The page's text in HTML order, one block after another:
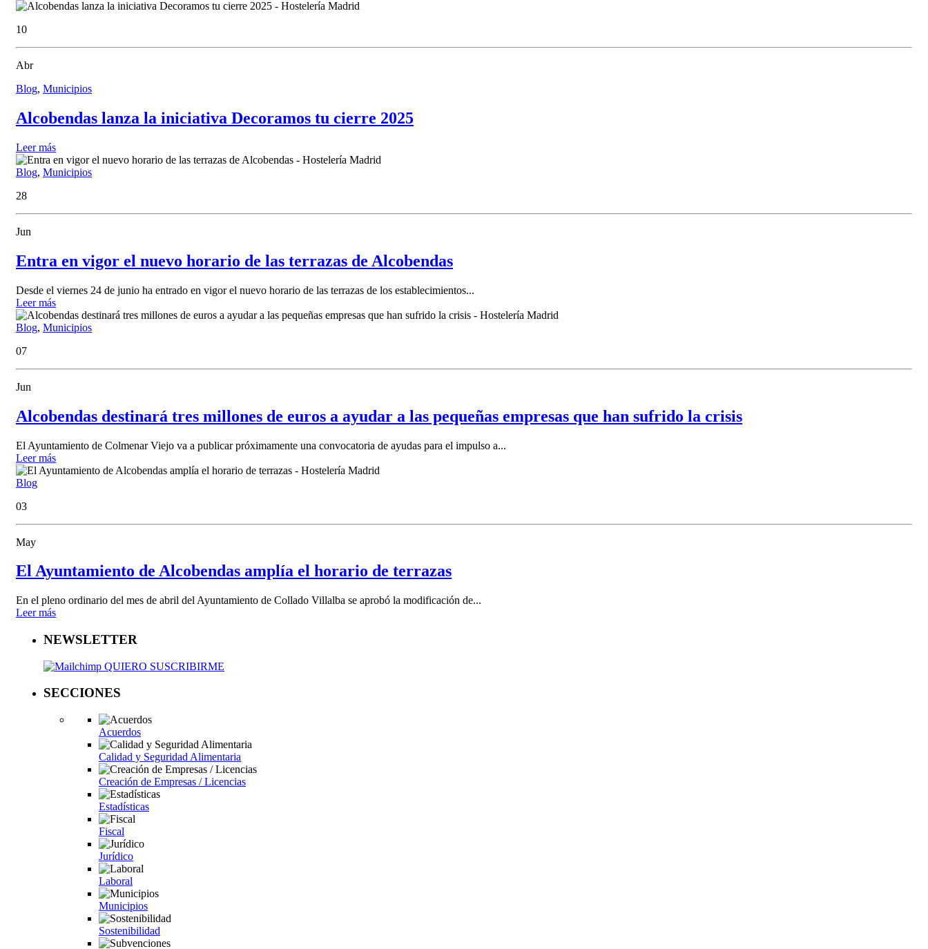
10
Abr
Blog, Municipios
Alcobendas lanza la iniciativa Decoramos tu cierre 2025
Leer más
Blog, Municipios
28
Jun
Entra en vigor el nuevo horario de las terrazas de Alcobendas
Desde el viernes 24 de junio ha entrado en vigor el nuevo horario de las terrazas de los establecimientos...
Leer más
Blog, Municipios
07
Jun
Alcobendas destinará tres millones de euros a ayudar a las pequeñas empresas que han sufrido la crisis
El Ayuntamiento de Colmenar Viejo va a publicar próximamente una convocatoria de ayudas para el impulso a...
Leer más
Blog
03
May
El Ayuntamiento de Alcobendas amplía el horario de terrazas
En el pleno ordinario del mes de abril del Ayuntamiento de Collado Villalba se aprobó la modificación de...
Leer más
NEWSLETTER
QUIERO SUSCRIBIRME
SECCIONES
Acuerdos
Calidad y Seguridad Alimentaria
Creación de Empresas / Licencias
Estadísticas
Fiscal
Jurídico
Laboral
Municipios
Sostenibilidad